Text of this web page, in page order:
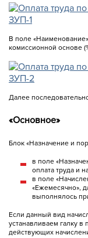
В поле
комиссионной основе
Далее
«Основное»
Блок «Назначение и
в поле
оплата труда и
в поле
«Ежемесячно»,
выполнялось
Если данный вид
устанавливаем галку
действующих